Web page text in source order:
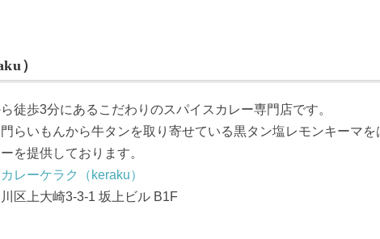
）
徒歩3分にあるこだわりのスパイスカレー専門店です。
らいもんから牛タンを取り寄せている黒タン塩レモンキーマ
を提供しております。
レーケラク（keraku）
区上大崎3-3-1 坂上ビル B1F